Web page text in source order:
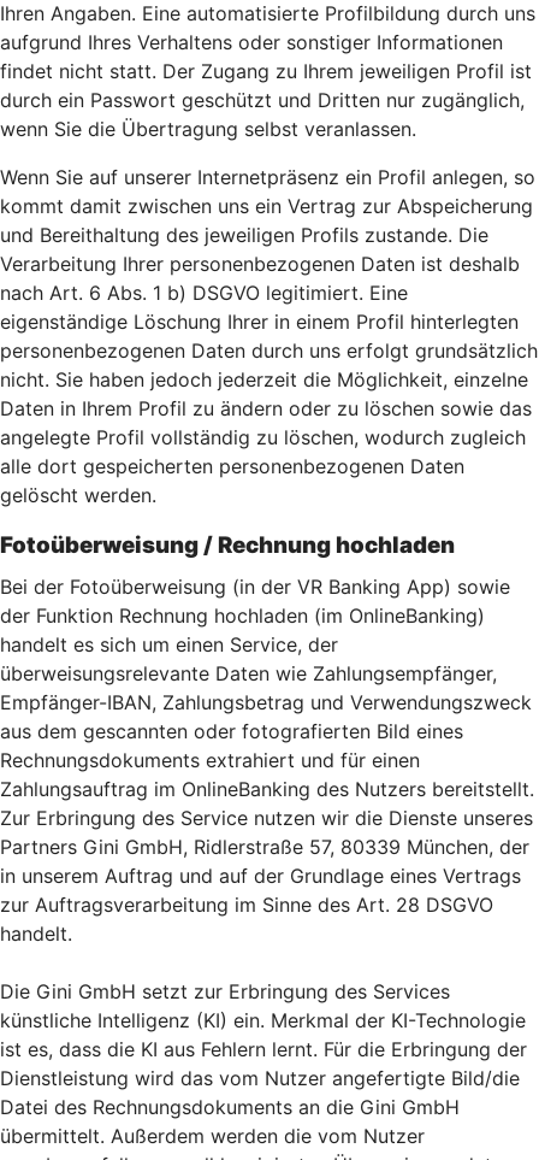
Ihren Angaben. Eine automatisierte Profilbildung durch uns
aufgrund Ihres Verhaltens oder sonstiger Informationen
findet nicht statt. Der Zugang zu Ihrem jeweiligen Profil ist
durch ein Passwort geschützt und Dritten nur zugänglich,
wenn Sie die Übertragung selbst veranlassen.
Wenn Sie auf unserer Internetpräsenz ein Profil anlegen, so
kommt damit zwischen uns ein Vertrag zur Abspeicherung
und Bereithaltung des jeweiligen Profils zustande. Die
Verarbeitung Ihrer personenbezogenen Daten ist deshalb
nach Art. 6 Abs. 1 b) DSGVO legitimiert. Eine
eigenständige Löschung Ihrer in einem Profil hinterlegten
personenbezogenen Daten durch uns erfolgt grundsätzlich
nicht. Sie haben jedoch jederzeit die Möglichkeit, einzelne
Daten in Ihrem Profil zu ändern oder zu löschen sowie das
angelegte Profil vollständig zu löschen, wodurch zugleich
alle dort gespeicherten personenbezogenen Daten
gelöscht werden.
Fotoüberweisung / Rechnung hochladen
Bei der Fotoüberweisung (in der VR Banking App) sowie
der Funktion Rechnung hochladen (im OnlineBanking)
handelt es sich um einen Service, der
überweisungsrelevante Daten wie Zahlungsempfänger,
Empfänger-IBAN, Zahlungsbetrag und Verwendungszweck
aus dem gescannten oder fotografierten Bild eines
Rechnungsdokuments extrahiert und für einen
Zahlungsauftrag im OnlineBanking des Nutzers bereitstellt.
Zur Erbringung des Service nutzen wir die Dienste unseres
Partners Gini GmbH, Ridlerstraße 57, 80339 München, der
in unserem Auftrag und auf der Grundlage eines Vertrags
zur Auftragsverarbeitung im Sinne des Art. 28 DSGVO
handelt.
Die Gini GmbH setzt zur Erbringung des Services
künstliche Intelligenz (KI) ein. Merkmal der KI-Technologie
ist es, dass die KI aus Fehlern lernt. Für die Erbringung der
Dienstleistung wird das vom Nutzer angefertigte Bild/die
Datei des Rechnungsdokuments an die Gini GmbH
übermittelt. Außerdem werden die vom Nutzer